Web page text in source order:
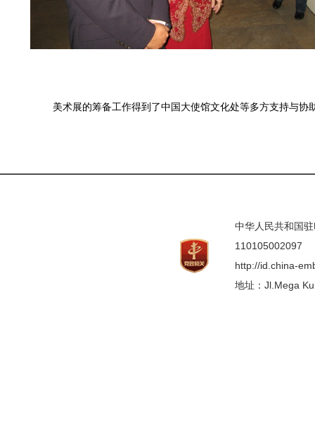
美术展的筹备工作得到了中国大使馆文化处等多方支持与
中华人民共和国
110105002097
http://id.china-
地址：Jl.Mega